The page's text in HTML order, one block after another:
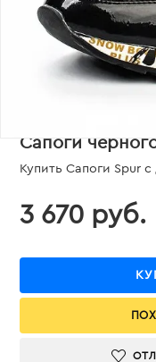
Сапоги
Купить Сапоги Spur
3 670 руб.